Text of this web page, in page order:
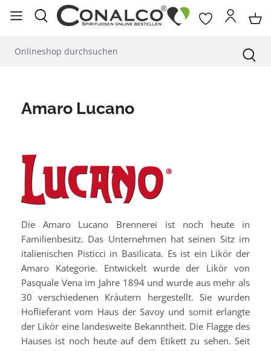
springen
Amaro Lucano
Die Amaro Lucano Brennerei ist noch heute in
Familienbesitz. Das Unternehmen hat seinen Sitz im
italienischen Pisticci in Basilicata. Es ist ein Likör der
Amaro Kategorie. Entwickelt wurde der Likör von
Pasquale Vena im Jahre 1894 und wurde aus mehr als
30 verschiedenen Kräutern hergestellt. Sie wurden
Hoflieferant vom Haus der Savoy und somit erlangte
der Likör eine landesweite Bekanntheit. Die Flagge des
Hauses ist noch heute auf dem Etikett zu sehen. Seit